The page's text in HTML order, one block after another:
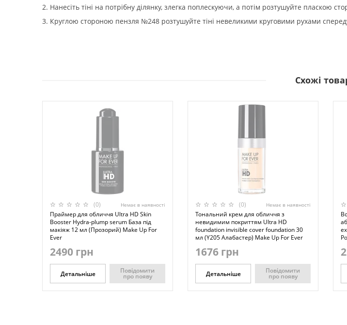
2. Нанесіть тіні на потрібну ділянку, злегка поплескуючи, а потім розтушуйте пласкою
3. Круглою стороною пензля №248 розтушуйте тіні невеликими круговими рухами
Схожі
(0) Немає в наявності
Праймер для обличчя Ultra HD Skin
Booster Hydra-plump serum База під
макіяж 12 мл (Прозорий) Make Up For
Ever
2490 грн
Детальніше Повідомити
про появу
(0) Немає в наявності
Тональний крем для обличчя з
невидимим покриттям Ultra HD
foundation invisible cover foundation 30
мл (Y205 Алабастер) Make Up For Ever
1676 грн
Детальніше Повідомити
про появу